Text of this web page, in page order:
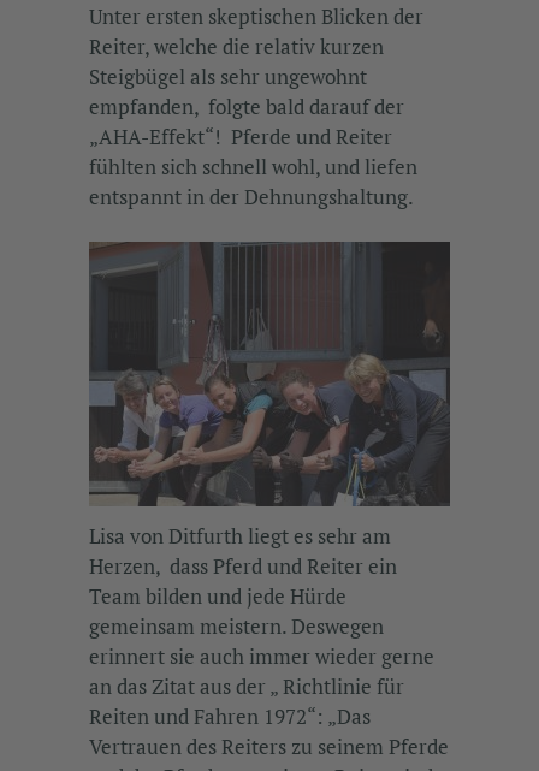
Unter ersten skeptischen Blicken der
Reiter, welche die relativ kurzen
Steigbügel als sehr ungewohnt
empfanden, folgte bald darauf der
„AHA-Effekt“! Pferde und Reiter
fühlten sich schnell wohl, und liefen
entspannt in der Dehnungshaltung.
Lisa von Ditfurth liegt es sehr am
Herzen, dass Pferd und Reiter ein
Team bilden und jede Hürde
gemeinsam meistern. Deswegen
erinnert sie auch immer wieder gerne
an das Zitat aus der „ Richtlinie für
Reiten und Fahren 1972“: „Das
Vertrauen des Reiters zu seinem Pferde